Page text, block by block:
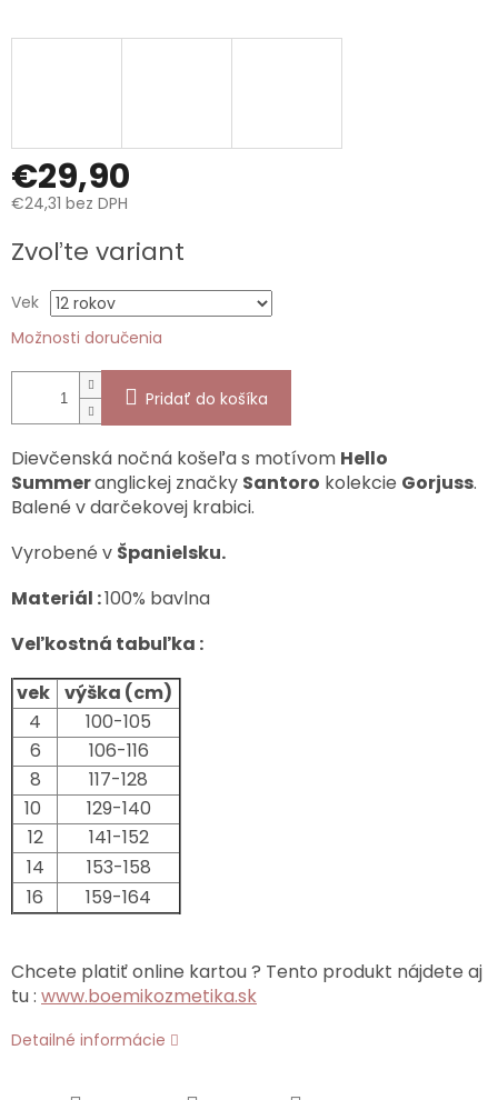
€29,90
€24,31 bez DPH
cena:
Zvoľte variant
Vek
Možnosti doručenia
Pridať do košíka
Dievčenská nočná košeľa s motívom Hello
Summeranglickej značky Santoro kolekcie Gorjuss.
Balené v darčekovej krabici.
Vyrobené v Španielsku.
Materiál :100% bavlna
Veľkostná tabuľka :
vek výška (cm)
4
100-105
6
106-116
8
117-128
10
129-140
12
141-152
14
153-158
16
159-164
Chcete platiť online kartou ? Tento produkt nájdete aj
tu : www.boemikozmetika.sk
Detailné informácie